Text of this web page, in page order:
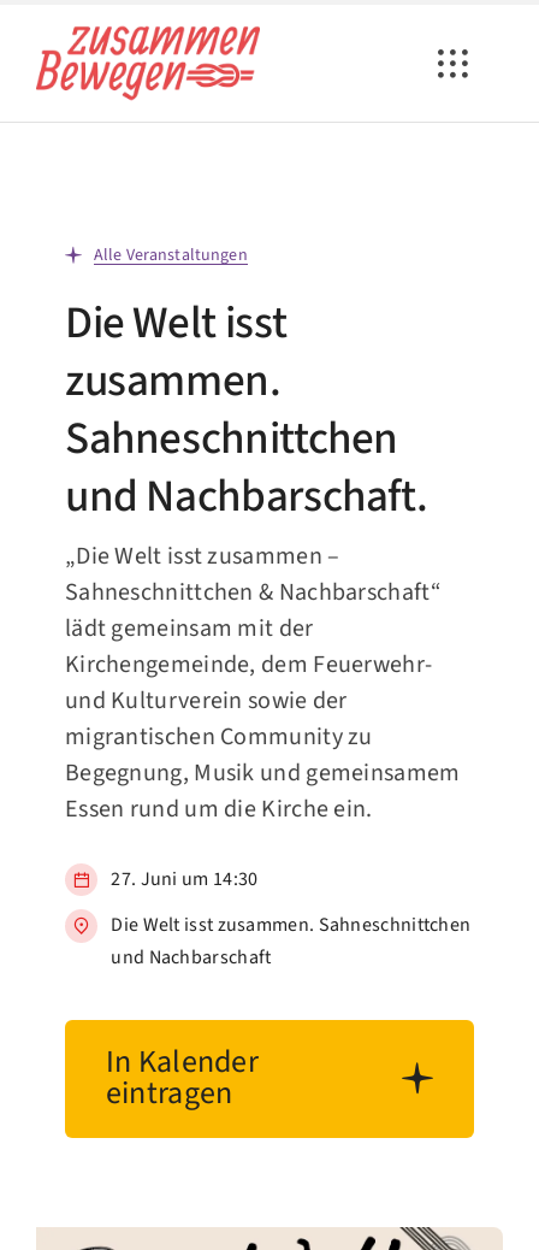
Inhalt
springen
Alle Veranstaltungen
Die Welt isst
zusammen.
Sahneschnittchen
und Nachbarschaft.
„Die Welt isst zusammen –
Sahneschnittchen & Nachbarschaft“
lädt gemeinsam mit der
Kirchengemeinde, dem Feuerwehr-
und Kulturverein sowie der
migrantischen Community zu
Begegnung, Musik und gemeinsamem
Essen rund um die Kirche ein.
27. Juni um 14:30
Die Welt isst zusammen. Sahneschnittchen
und Nachbarschaft
In Kalender
eintragen